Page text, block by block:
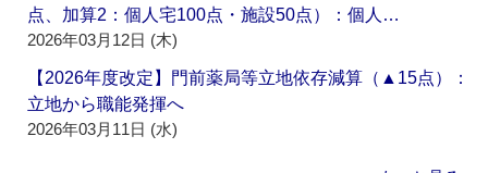
点、加算2：個人宅100点・施設50点）：個人…
2026年03月12日 (木)
【2026年度改定】門前薬局等立地依存減算（▲15点）：
立地から職能発揮へ
2026年03月11日 (水)